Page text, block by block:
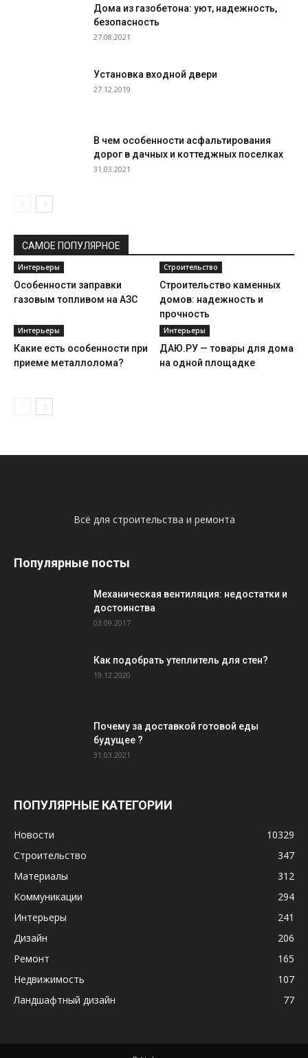
Дома из газобетона: уют, надежность,
безопасность
27.08.2021
Установка входной двери
27.12.2019
В чем особенности асфальтирования
дорог в дачных и коттеджных поселках
31.03.2021
САМОЕ ПОПУЛЯРНОЕ
Интерьеры
Особенности заправки
газовым топливом на АЗС
Строительство
Строительство каменных
домов: надежность и
прочность
Интерьеры
Какие есть особенности при
приеме металлолома?
Интерьеры
ДАЮ.РУ — товары для дома
на одной площадке
Всё для строительства и ремонта
Популярные посты
Механическая вентиляция: недостатки и
достоинства
03.09.2017
Как подобрать утеплитель для стен?
19.12.2020
Почему за доставкой готовой еды
будущее ?
31.03.2021
ПОПУЛЯРНЫЕ КАТЕГОРИИ
Новости
10329
Строительство
347
Материалы
312
Коммуникации
294
Интерьеры
241
Дизайн
206
Ремонт
165
Недвижимость
107
Ландшафтный дизайн
77